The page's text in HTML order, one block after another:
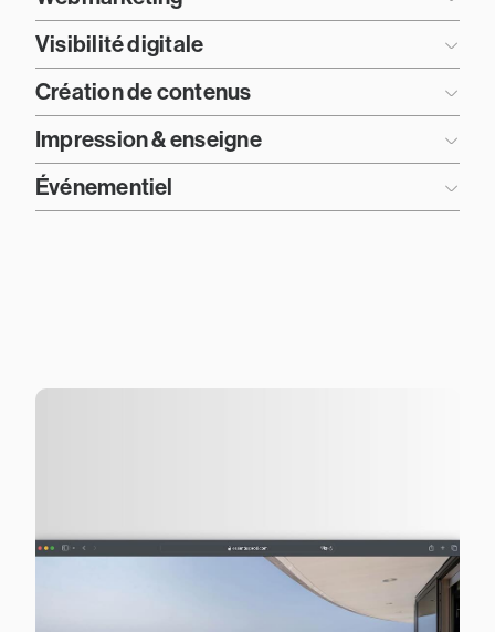
Visibilité digitale
Création de contenus
Impression & enseigne
Événementiel